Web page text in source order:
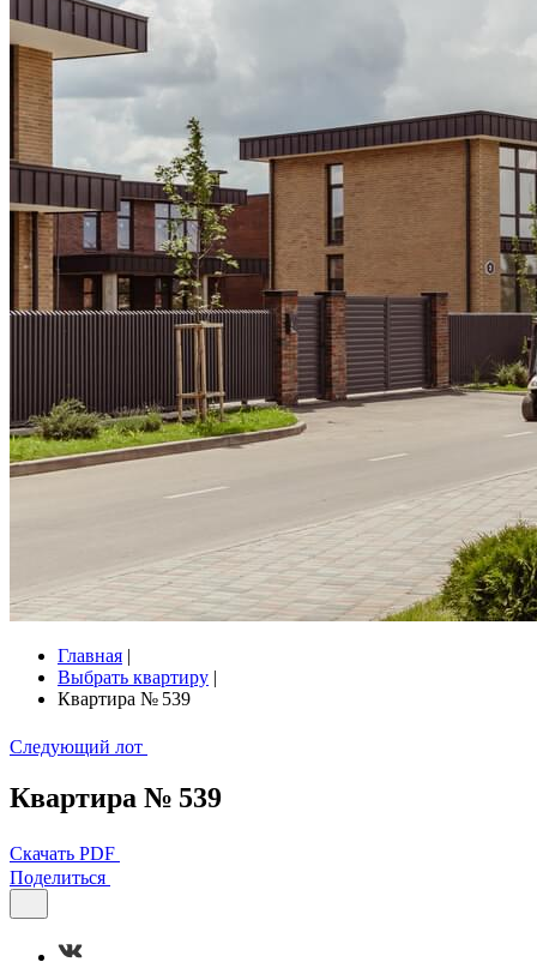
Главная |
Выбрать квартиру |
Квартира № 539
Следующий лот
Квартира № 539
Скачать PDF
Поделиться